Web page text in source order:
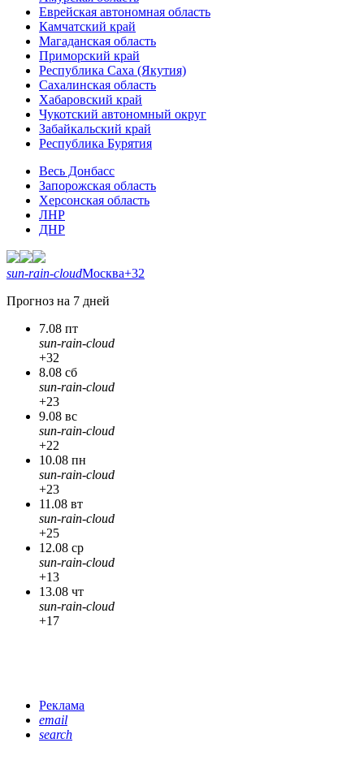
Еврейская автономная область
Камчатский край
Магаданская область
Приморский край
Республика Саха (Якутия)
Сахалинская область
Хабаровский край
Чукотский автономный округ
Забайкальский край
Республика Бурятия
Весь Донбасс
Запорожская область
Херсонская область
ЛНР
ДНР
sun-rain-cloudМосква+32
Прогноз на 7 дней
7.08 пт
sun-rain-cloud
+32
8.08 сб
sun-rain-cloud
+23
9.08 вс
sun-rain-cloud
+22
10.08 пн
sun-rain-cloud
+23
11.08 вт
sun-rain-cloud
+25
12.08 ср
sun-rain-cloud
+13
13.08 чт
sun-rain-cloud
+17
Реклама
email
search